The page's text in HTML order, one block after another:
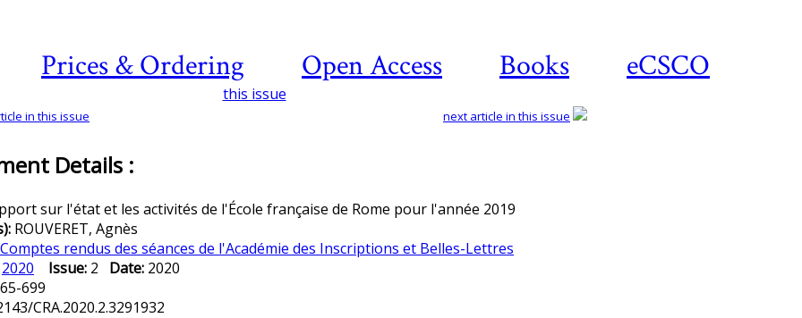
Prices & Ordering Open Access Books eCSCO
this issue
in this issue next article in this issue
Details :
sur l'état et les activités de l'École française de Rome pour l'année 2019
ROUVERET, Agnès
Comptes rendus des séances de l'Académie des Inscriptions et Belles-Lettres
2020 Issue: 2 Date: 2020
699
CRA.2020.2.3291932